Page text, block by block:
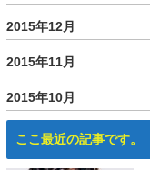
2015年12月
2015年11月
2015年10月
ここ最近の記事です。